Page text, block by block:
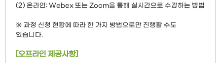
(2) 온라인: Webex 또는 Zoom을 통해 실시간으로 수강하는 방법
※ 과정 신청 현황에 따라 한 가지 방법으로만 진행할 수도
있습니다.
[오프라인 제공사항]